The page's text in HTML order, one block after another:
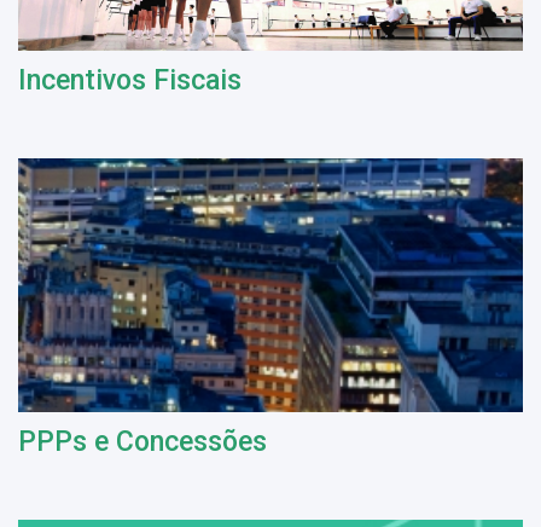
Incentivos Fiscais
PPPs e Concessões